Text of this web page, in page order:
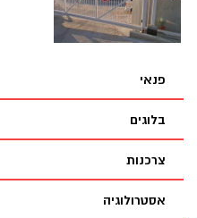
פנאי
בלוגים
צרכנות
אסטרולוגיה